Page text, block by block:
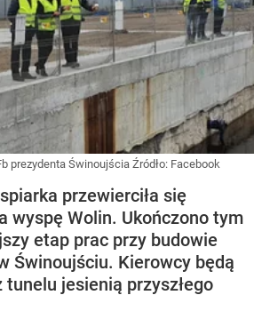
prezydenta Świnoujścia Źródło: Facebook
przewierciła się
wyspę Wolin. Ukończono tym
etap prac przy budowie
Świnoujściu. Kierowcy będą
jesienią przyszłego